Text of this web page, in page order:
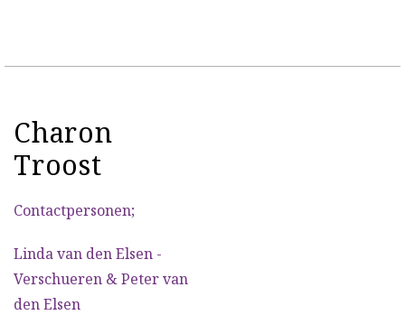
Charon
Troost
Contactpersonen;
Linda van den Elsen -
Verschueren & Peter van
den Elsen